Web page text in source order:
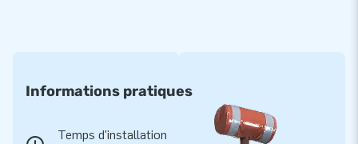
Informations pratiques
Temps d'installation